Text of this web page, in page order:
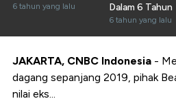
6 tahun yang lalu
Dalam 6 Tahun
6 tahun yang lalu
JAKARTA, CNBC Indonesia -
dagang sepanjang 2019, pihak
nilai eks...